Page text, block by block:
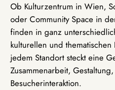
Ob Kulturzentrum in Wien,
oder Community Space in
finden in ganz
kulturellen und thematischen
jedem Standort steckt eine
Zusammenarbeit,
Besucherinteraktion.